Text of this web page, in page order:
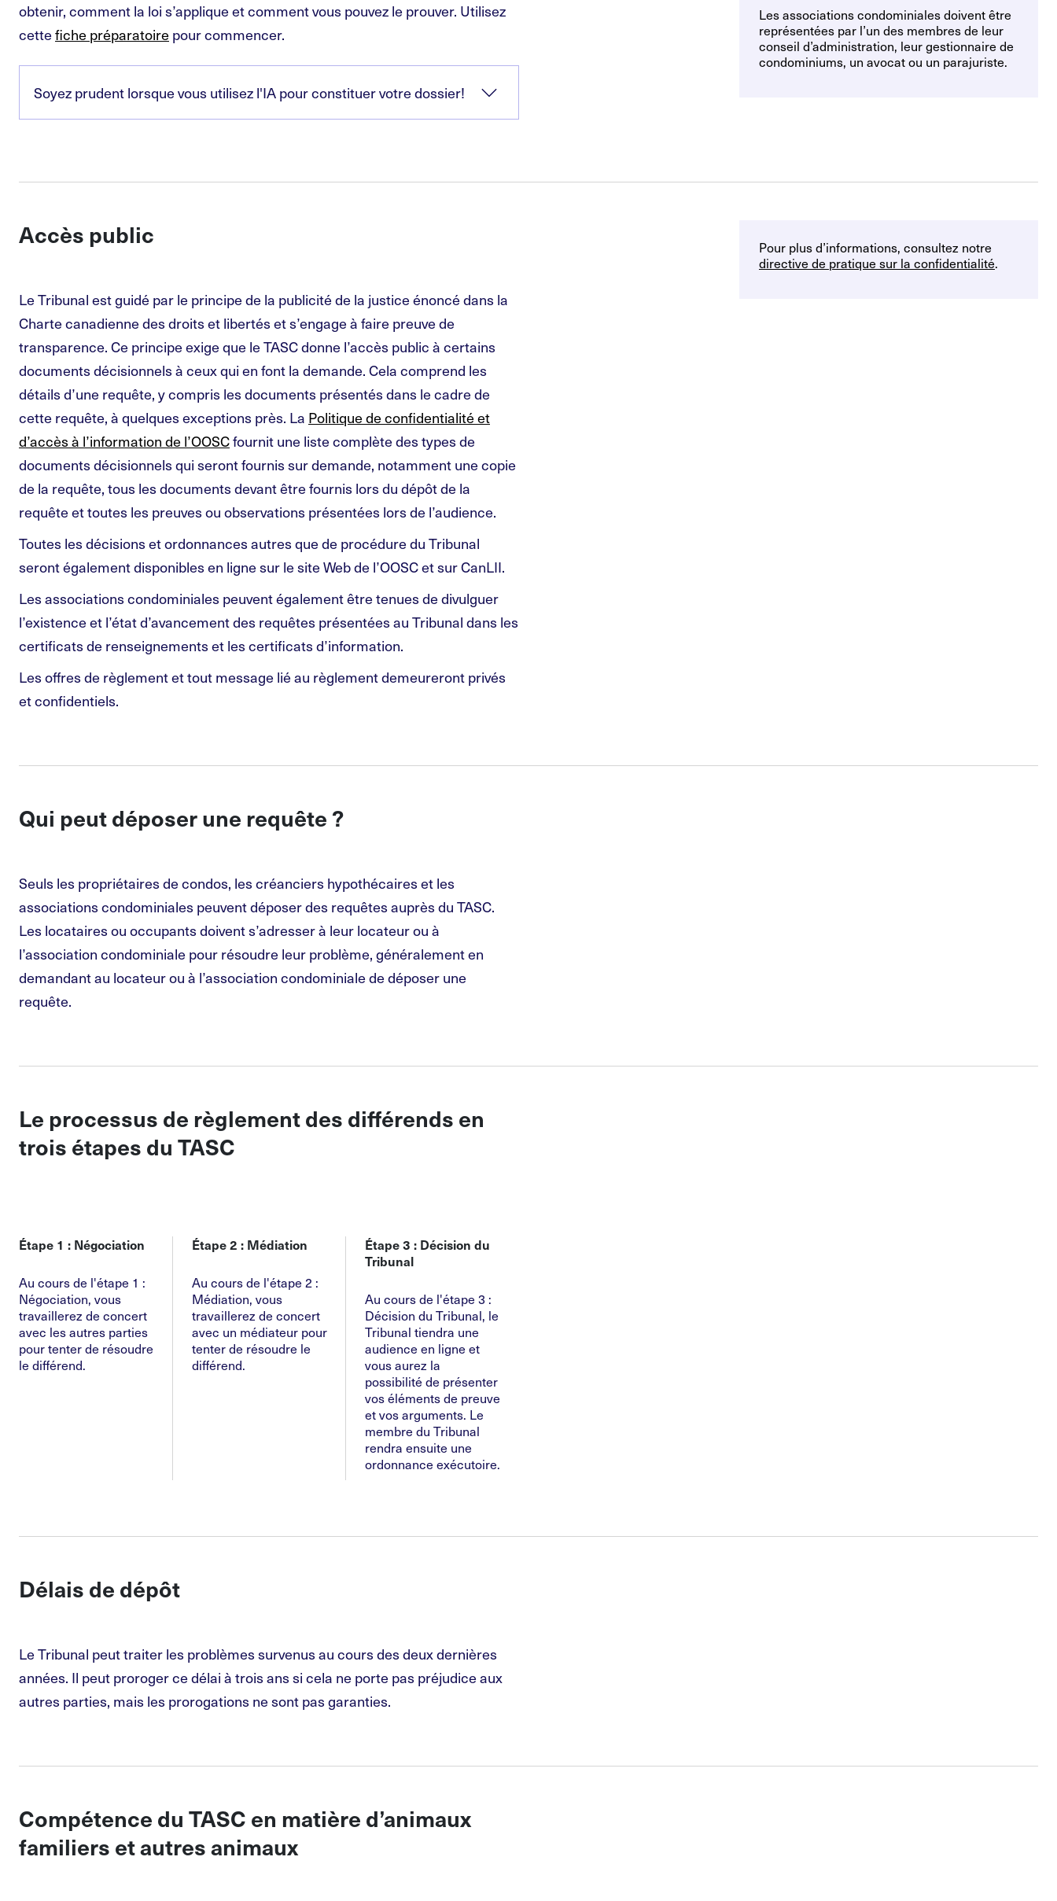
obtenir, comment la loi s’applique et comment vous pouvez le prouver. Utilisez
cettefiche préparatoire pour commencer.
Soyez prudent lorsque vous utilisez l'IA pour constituer votre dossier!
Les associations condominiales doivent être
représentées par l’un des membres de leur
conseil d’administration, leur gestionnaire de
condominiums, un avocat ou un parajuriste.
Accès public
Le Tribunal est guidé par le principe de la publicité de la justice énoncé dans la
Charte canadienne des droits et libertés et s’engage à faire preuve de
transparence. Ce principe exige que le TASC donne l’accès public à certains
documents décisionnels à ceux qui en font la demande. Cela comprend les
détails d’une requête, y compris les documents présentés dans le cadre de
cette requête, à quelques exceptions près. La Politique de confidentialité et
d’accès à l’information de l’OOSCfournit une liste complète des types de
documents décisionnels qui seront fournis sur demande, notamment une copie
de la requête, tous les documents devant être fournis lors du dépôt de la
requête et toutes les preuves ou observations présentées lors de l’audience.
Toutes les décisions et ordonnances autres que de procédure du Tribunal
seront également disponibles en ligne sur le site Web de l’OOSC et sur CanLII.
Les associations condominiales peuvent également être tenues de divulguer
l’existence et l’état d’avancement des requêtes présentées au Tribunal dans les
certificats de renseignements et les certificats d’information.
Les offres de règlement et tout message lié au règlement demeureront privés
et confidentiels.
Pour plus d’informations, consultez notre
directive de pratique sur la confidentialité.
Qui peut déposer une requête ?
Seuls les propriétaires de condos, les créanciers hypothécaires et les
associations condominiales peuvent déposer des requêtes auprès du TASC.
Les locataires ou occupants doivent s’adresser à leur locateur ou à
l’association condominiale pour résoudre leur problème, généralement en
demandant au locateur ou à l’association condominiale de déposer une
requête.
Le processus de règlement des différends en
trois étapes du TASC
Étape 1 : Négociation
Au cours de l'étape 1 :
Négociation, vous
travaillerez de concert
avec les autres parties
pour tenter de résoudre
le différend.
Étape 2 : Médiation
Au cours de l'étape 2 :
Médiation, vous
travaillerez de concert
avec un médiateur pour
tenter de résoudre le
différend.
Étape 3 : Décision du
Tribunal
Au cours de l'étape 3 :
Décision du Tribunal, le
Tribunal tiendra une
audience en ligne et
vous aurez la
possibilité de présenter
vos éléments de preuve
et vos arguments. Le
membre du Tribunal
rendra ensuite une
ordonnance exécutoire.
Délais de dépôt
Le Tribunal peut traiter les problèmes survenus au cours des deux dernières
années. Il peut proroger ce délai à trois ans si cela ne porte pas préjudice aux
autres parties, mais les prorogations ne sont pas garanties.
Compétence du TASC en matière d’animaux
familiers et autres animaux